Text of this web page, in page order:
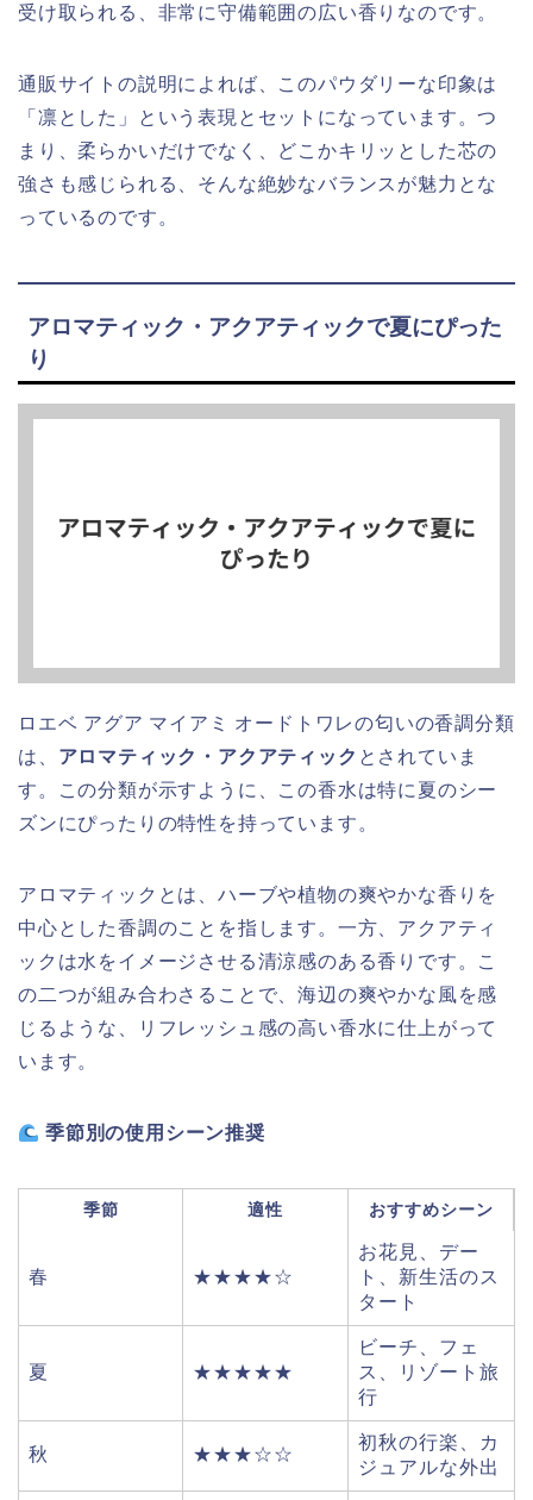
受け取られる、非常に守備範囲の広い香りなのです。
通販サイトの説明によれば、このパウダリーな印象は
「凛とした」という表現とセットになっています。つ
まり、柔らかいだけでなく、どこかキリッとした芯の
強さも感じられる、そんな絶妙なバランスが魅力とな
っているのです。
アロマティック・アクアティックで夏にぴった
り
ロエベ アグア マイアミ オードトワレの匂いの香調分類
は、 アロマティック・アクアティック とされていま
す。この分類が示すように、この香水は特に夏のシー
ズンにぴったりの特性を持っています。
アロマティックとは、ハーブや植物の爽やかな香りを
中心とした香調のことを指します。一方、アクアティ
ックは水をイメージさせる清涼感のある香りです。こ
の二つが組み合わさることで、海辺の爽やかな風を感
じるような、リフレッシュ感の高い香水に仕上がって
います。
季節別の使用シーン推奨
季節 適性 おすすめシーン
春 ★★★★☆
お花見、デー
ト、新生活のス
タート
夏 ★★★★★
ビーチ、フェ
ス、リゾート旅
行
秋 ★★★☆☆
初秋の行楽、カ
ジュアルな外出